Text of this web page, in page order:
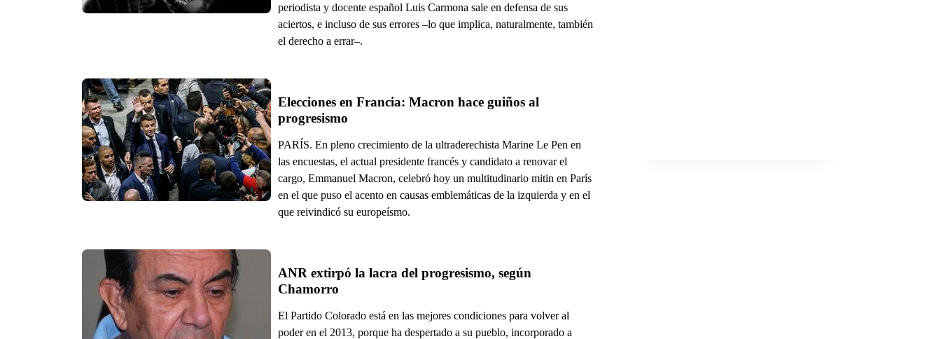
periodista y docente español Luis Carmona sale en defensa de sus
aciertos, e incluso de sus errores –lo que implica, naturalmente, también
el derecho a errar–.
Elecciones en Francia: Macron hace guiños al
PARÍS. En pleno crecimiento de la ultraderechista Marine Le Pen en
las encuestas, el actual presidente francés y candidato a renovar el
cargo, Emmanuel Macron, celebró hoy un multitudinario mitin en París
en el que puso el acento en causas emblemáticas de la izquierda y en el
que reivindicó su europeísmo.
ANR extirpó la lacra del progresismo, según
Chamorro
El Partido Colorado está en las mejores condiciones para volver al
poder en el 2013, porque ha despertado a su pueblo, incorporado a